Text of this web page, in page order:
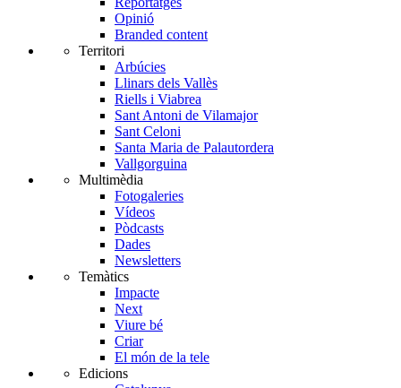
Opinió
Branded content
Territori
Arbúcies
Llinars dels Vallès
Riells i Viabrea
Sant Antoni de Vilamajor
Sant Celoni
Santa Maria de Palautordera
Vallgorguina
Multimèdia
Fotogaleries
Vídeos
Pòdcasts
Dades
Newsletters
Temàtics
Impacte
Next
Viure bé
Criar
El món de la tele
Edicions